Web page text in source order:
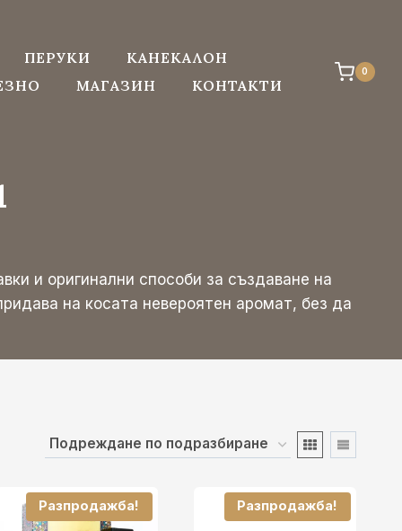
ПЕРУКИ
КАНЕКАЛОН
МАГАЗИН КОНТАКТИ
0
и оригинални способи за създаване на
на косата невероятен аромат, без да
Разпродажба! Разпродажба!